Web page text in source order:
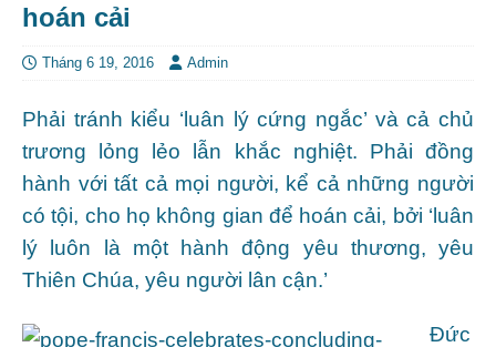
hoán cải
Tháng 6 19, 2016 Admin
Phải tránh kiểu ‘luân lý cứng ngắc’ và cả chủ
trương lỏng lẻo lẫn khắc nghiệt. Phải đồng
hành với tất cả mọi người, kể cả những người
có tội, cho họ không gian để hoán cải, bởi ‘luân
lý luôn là một hành động yêu thương, yêu
Thiên Chúa, yêu người lân cận.’
Đức